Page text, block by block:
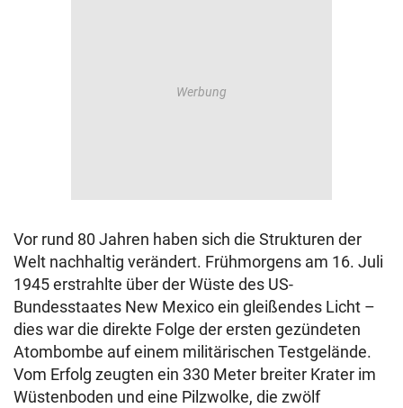
Vor rund 80 Jahren haben sich die Strukturen der
Welt nachhaltig verändert. Frühmorgens am 16. Juli
1945 erstrahlte über der Wüste des US-
Bundesstaates New Mexico ein gleißendes Licht –
dies war die direkte Folge der ersten gezündeten
Atombombe auf einem militärischen Testgelände.
Vom Erfolg zeugten ein 330 Meter breiter Krater im
Wüstenboden und eine Pilzwolke, die zwölf